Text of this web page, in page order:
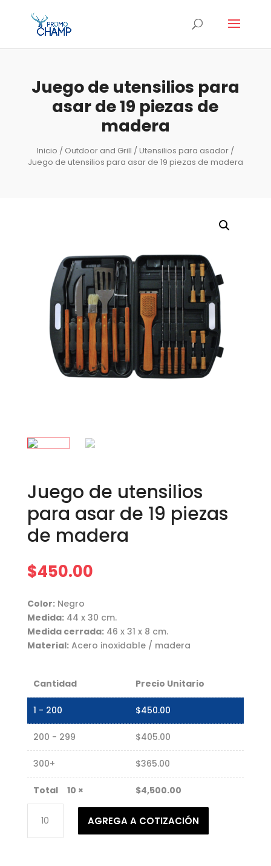
Juego de utensilios para
asar de 19 piezas de
madera
Inicio / Outdoor and Grill /Utensilios para asador/
Juego de utensilios para asar de 19 piezas de madera
Juego de utensilios
para asar de 19 piezas
de madera
$450.00
Color:Negro
Medida:44 x 30 cm.
Medida cerrada:46 x 31 x 8 cm.
Material:Acero inoxidable / madera
Cantidad Precio Unitario
1 - 200 $450.00
200 - 299 $405.00
300+ $365.00
10 × $4,500.00
utensilios
AGREGA A COTIZACIÓN